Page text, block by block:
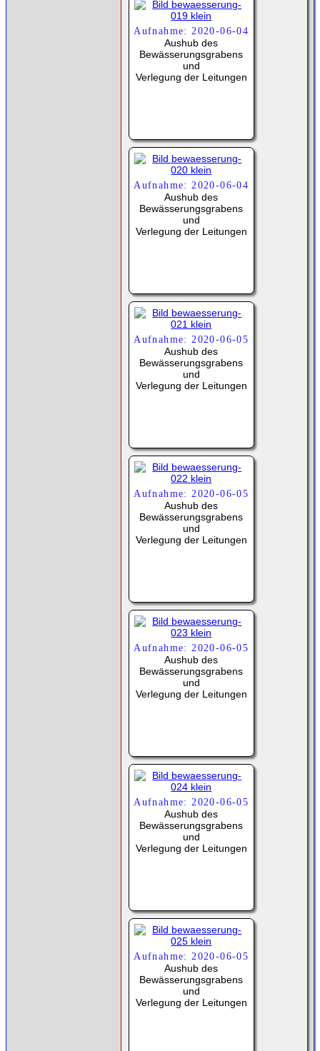
Aufnahme: 2020-06-04
Aushub des
Bewässerungsgrabens
und
Verlegung der Leitungen
Aufnahme: 2020-06-04
Aushub des
Bewässerungsgrabens
und
Verlegung der Leitungen
Aufnahme: 2020-06-05
Aushub des
Bewässerungsgrabens
und
Verlegung der Leitungen
Aufnahme: 2020-06-05
Aushub des
Bewässerungsgrabens
und
Verlegung der Leitungen
Aufnahme: 2020-06-05
Aushub des
Bewässerungsgrabens
und
Verlegung der Leitungen
Aufnahme: 2020-06-05
Aushub des
Bewässerungsgrabens
und
Verlegung der Leitungen
Aufnahme: 2020-06-05
Aushub des
Bewässerungsgrabens
und
Verlegung der Leitungen